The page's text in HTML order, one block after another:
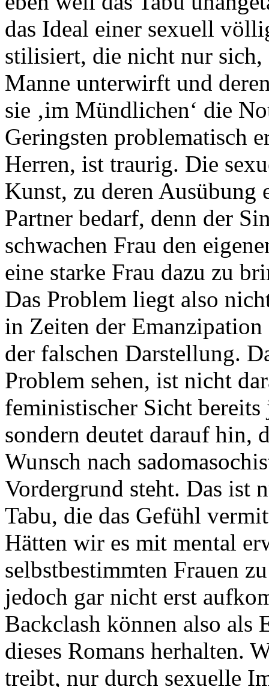
das Ideal einer sexuell
stilisiert, die nicht nur sich,
Manne unterwirft und
sie ‚im Mündlichen‘ die
Geringsten problematisch
Herren, ist traurig. Die
Kunst, zu deren Ausübung
Partner bedarf, denn der
schwachen Frau den
eine starke Frau dazu zu
Das Problem liegt also
in Zeiten der
der falschen Darstellung.
Problem sehen, ist nicht
feministischer Sicht
sondern deutet darauf hin,
Wunsch nach
Vordergrund steht. Das ist
Tabu, die das Gefühl
Hätten wir es mit mental
selbstbestimmten Frauen
jedoch gar nicht erst
Backclash können also
dieses Romans herhalten.
treibt, nur durch sexuelle